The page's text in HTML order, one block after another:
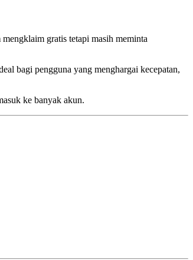
gratis tetapi masih meminta
bagi pengguna yang menghargai kecepatan,
ke banyak akun.